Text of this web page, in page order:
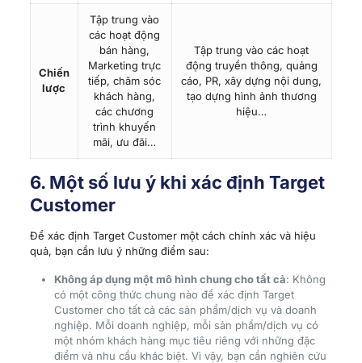
Chiến
lược
Tập trung vào
các hoạt động
bán hàng,
Marketing trực
tiếp, chăm sóc
khách hàng,
các chương
trình khuyến
mãi, ưu đãi…
Tập trung vào các hoạt
động truyền thông, quảng
cáo, PR, xây dựng nội dung,
tạo dựng hình ảnh thương
hiệu…
6. Một số lưu ý khi xác định Target
Customer
Để xác định Target Customer một cách chính xác và hiệu
quả, bạn cần lưu ý những điểm sau:
Không áp dụng một mô hình chung cho tất cả: Không
có một công thức chung nào để xác định Target
Customer cho tất cả các sản phẩm/dịch vụ và doanh
nghiệp. Mỗi doanh nghiệp, mỗi sản phẩm/dịch vụ có
một nhóm khách hàng mục tiêu riêng với những đặc
điểm và nhu cầu khác biệt. Vì vậy, bạn cần nghiên cứu